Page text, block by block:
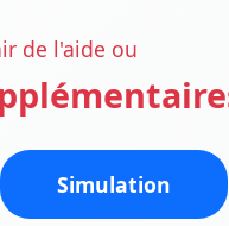
de l'aide ou
Simulation